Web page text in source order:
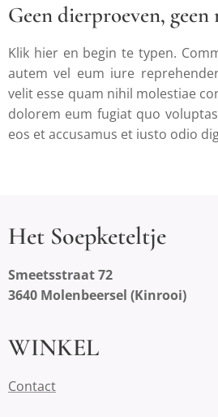
Geen dierproeven, geen
Klik hier en begin te typen.
autem vel eum iure
velit esse quam nihil molestiae
dolorem eum fugiat quo
eos et accusamus et iusto odio
Het Soepketeltje
Smeetsstraat 72
3640 Molenbeersel (Kinrooi)
WINKEL
Contact